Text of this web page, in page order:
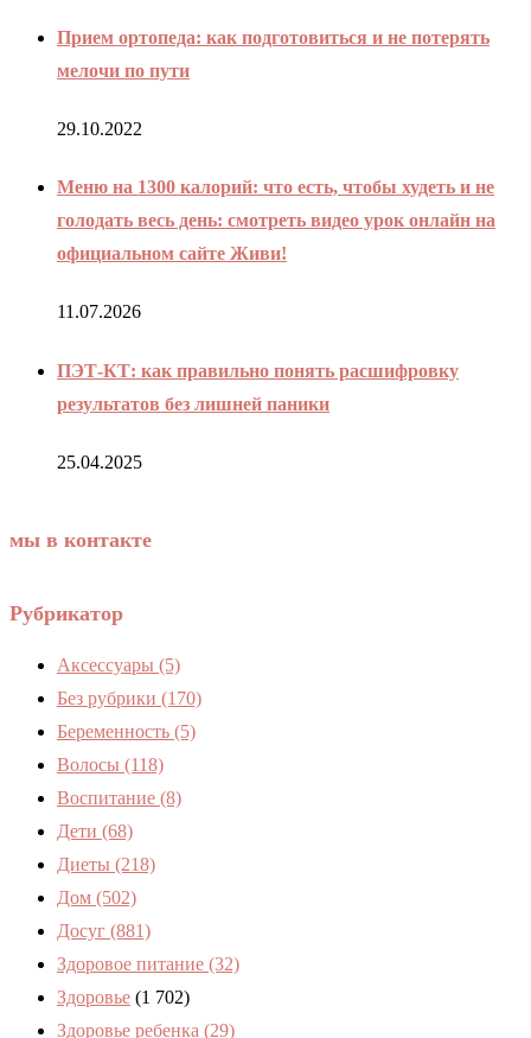
Прием ортопеда: как подготовиться и не потерять
мелочи по пути
29.10.2022
Меню на 1300 калорий: что есть, чтобы худеть и не
голодать весь день: смотреть видео урок онлайн на
официальном сайте Живи!
11.07.2026
ПЭТ-КТ: как правильно понять расшифровку
результатов без лишней паники
25.04.2025
мы в контакте
Рубрикатор
Аксессуары (5)
Без рубрики (170)
Беременность (5)
Волосы (118)
Воспитание (8)
Дети (68)
Диеты (218)
Дом (502)
Досуг (881)
Здоровое питание (32)
Здоровье (1 702)
Здоровье ребенка (29)